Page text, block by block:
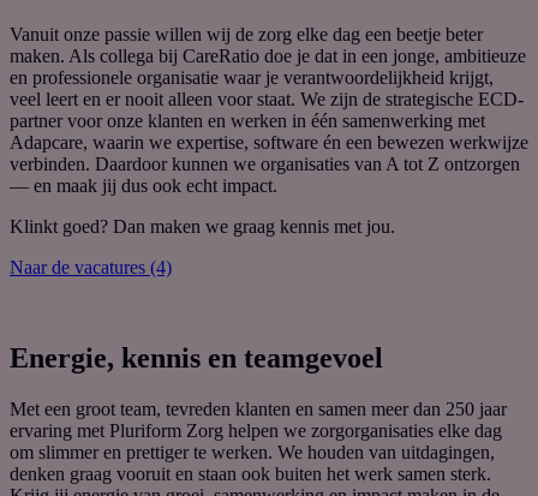
Vanuit onze passie willen wij de zorg elke dag een beetje beter
maken. Als collega bij CareRatio doe je dat in een jonge, ambitieuze
en professionele organisatie waar je verantwoordelijkheid krijgt,
veel leert en er nooit alleen voor staat. We zijn de strategische ECD-
partner voor onze klanten en werken in één samenwerking met
Adapcare, waarin we expertise, software én een bewezen werkwijze
verbinden. Daardoor kunnen we organisaties van A tot Z ontzorgen
— en maak jij dus ook echt impact.
Klinkt goed? Dan maken we graag kennis met jou.
Naar de vacatures (4)
Energie, kennis en teamgevoel
Met een groot team, tevreden klanten en samen meer dan 250 jaar
ervaring met Pluriform Zorg helpen we zorgorganisaties elke dag
om slimmer en prettiger te werken. We houden van uitdagingen,
denken graag vooruit en staan ook buiten het werk samen sterk.